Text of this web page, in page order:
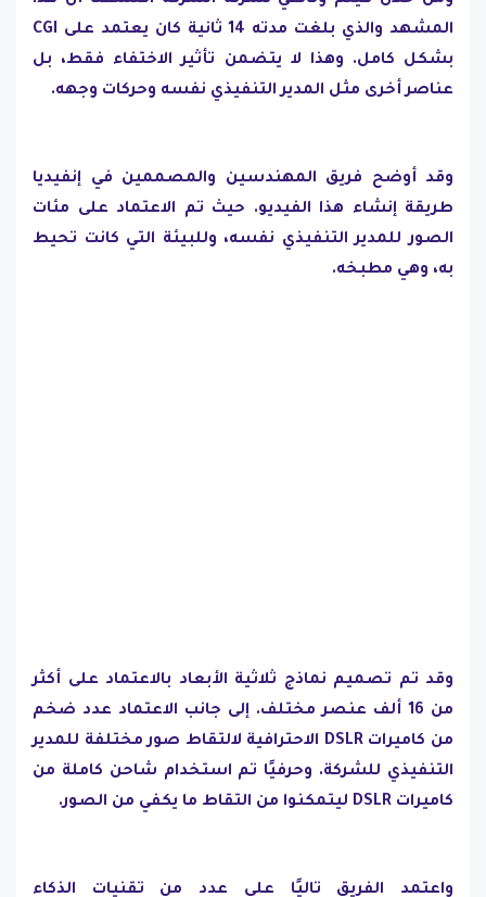
المشهد والذي بلغت مدته 14 ثانية كان يعتمد على CGI
بشكل كامل. وهذا لا يتضمن تأثير الاختفاء فقط، بل
عناصر أخرى مثل المدير التنفيذي نفسه وحركات وجهه.
وقد أوضح فريق المهندسين والمصممين في إنفيديا
طريقة إنشاء هذا الفيديو. حيث تم الاعتماد على مئات
الصور للمدير التنفيذي نفسه، وللبيئة التي كانت تحيط
به، وهي مطبخه.
وقد تم تصميم نماذج ثلاثية الأبعاد بالاعتماد على أكثر
من 16 ألف عنصر مختلف. إلى جانب الاعتماد عدد ضخم
من كاميرات DSLR الاحترافية لالتقاط صور مختلفة للمدير
التنفيذي للشركة. وحرفيًا تم استخدام شاحن كاملة من
كاميرات DSLR ليتمكنوا من التقاط ما يكفي من الصور.
واعتمد الفريق تاليًا على عدد من تقنيات الذكاء